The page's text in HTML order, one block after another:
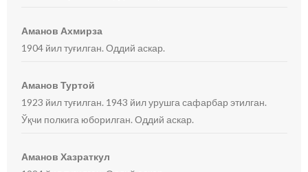
Аманов Ахмирза
1904 йил туғилган. Оддий аскар.
Аманов Туртой
1923 йил туғилган. 1943 йил урушга сафарбар этилган.
Ўқчи полкига юборилган. Оддий аскар.
Аманов Хазраткул